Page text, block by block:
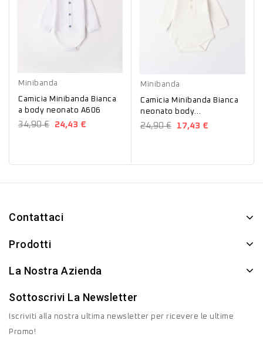
Minibanda
Camicia Minibanda Bianca
a body neonato A606
34,90 € 24,43 €
Minibanda
Camicia Minibanda Bianca
neonato body
0203A61800
24,90 € 17,43 €
Contattaci
Prodotti
La Nostra Azienda
Sottoscrivi La Newsletter
Iscriviti alla nostra ultima newsletter per ricevere le ultime
Promo!